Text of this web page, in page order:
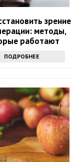
зрение
методы,
работают
ПОДРОБНЕЕ